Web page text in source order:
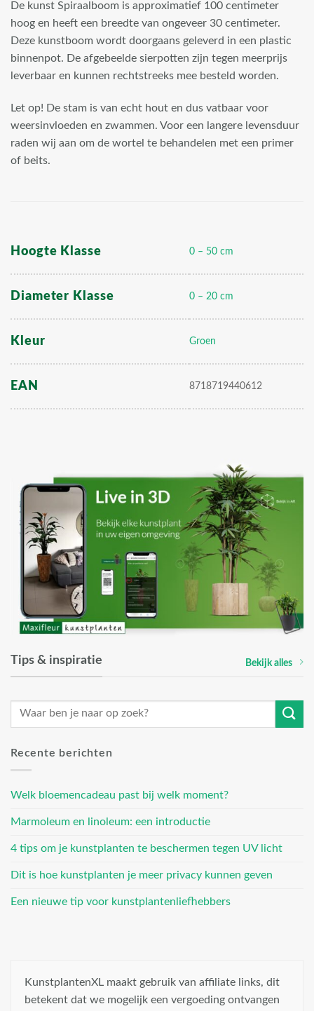
De kunst Spiraalboom is approximatief 100 centimeter
hoog en heeft een breedte van ongeveer 30 centimeter.
Deze kunstboom wordt doorgaans geleverd in een plastic
binnenpot. De afgebeelde sierpotten zijn tegen meerprijs
leverbaar en kunnen rechtstreeks mee besteld worden.
Let op! De stam is van echt hout en dus vatbaar voor
weersinvloeden en zwammen. Voor een langere levensduur
raden wij aan om de wortel te behandelen met een primer
of beits.
Hoogte Klasse 0 – 50 cm
Diameter Klasse 0 – 20 cm
Kleur Groen
EAN 8718719440612
Tips & inspiratie Bekijk alles
Recente berichten
Welk bloemencadeau past bij welk moment?
Marmoleum en linoleum: een introductie
4 tips om je kunstplanten te beschermen tegen UV licht
Dit is hoe kunstplanten je meer privacy kunnen geven
Een nieuwe tip voor kunstplantenliefhebbers
KunstplantenXL maakt gebruik van affiliate links, dit
betekent dat we mogelijk een vergoeding ontvangen